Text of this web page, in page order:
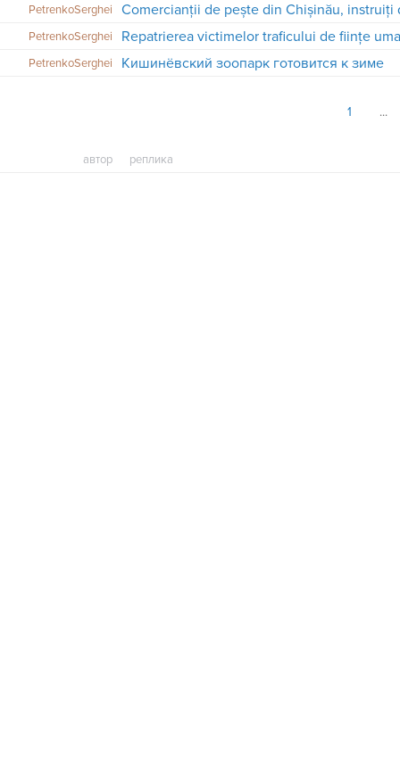
PetrenkoSerghei Comercianții de pește din Chișinău, instruiți
PetrenkoSerghei Repatrierea victimelor traficului de ființe
PetrenkoSerghei Кишинёвский зоопарк готовится к зиме
1
автор реплика